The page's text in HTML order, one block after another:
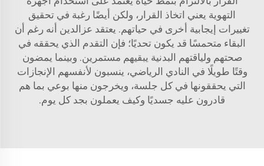
التهوية يعني اتخاذ القرار، ولكن أيضًا رغبة في تحقيق
تغييرات إيجابية أخرى في حياتهم. يعتقد عزالدين أنه رغم أن
البقاء متحمسًا قد يكون تحديًا؛ فإن التقدم الذي يحققه في
صحتهم ولياقتهم البدنية يبقيهم مستمرين. وبينما يمضون
وقتًا طويلًا في النادي الرياضي، ينسبون لأنفسهم الإنجازات
التي يحققونها في كل جلسة، ويخرجون منها بوعي بما هم
قادرون عليه جسديًا وكيف يعملون بجد كل يوم.